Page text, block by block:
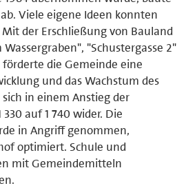
Viele eigene Ideen konnten
der Erschließung von Bauland
"Schustergasse 2"
die Gemeinde eine
und das Wachstum des
in einem Anstieg der
auf 1 740 wider. Die
in Angriff genommen,
optimiert. Schule und
mit Gemeindemitteln